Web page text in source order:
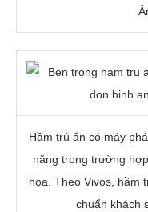
Hầm trú ẩn có máy
năng trong trường
họa. Theo Vivos, hầm
chuẩn khách